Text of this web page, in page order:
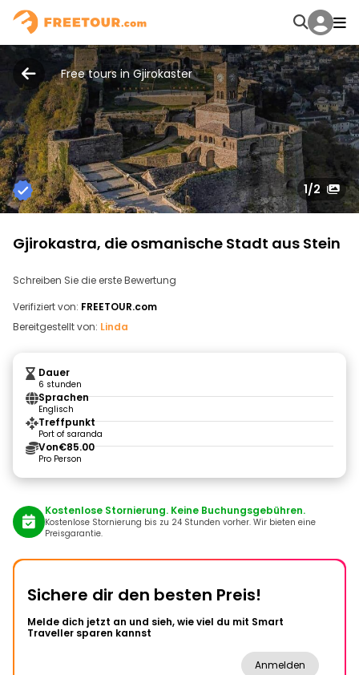
Free tours in Gjirokaster
1/2
Gjirokastra, die osmanische Stadt aus Stein
Schreiben Sie die erste Bewertung
Verifiziert von: FREETOUR.com
Bereitgestellt von: Linda
Dauer
6 stunden
Sprachen
Englisch
Treffpunkt
Port of saranda
Von€85.00
Pro Person
Kostenlose Stornierung. Keine Buchungsgebühren.
Kostenlose Stornierung bis zu 24 Stunden vorher. Wir bieten eine
Preisgarantie.
Sichere dir den besten Preis!
Melde dich jetzt an und sieh, wie viel du mit Smart
Traveller sparen kannst
Anmelden